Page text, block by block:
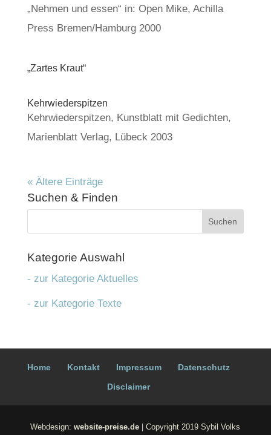
„Neh­men und essen“ in: Open Mike, Achil­la
Press Bremen/Hamburg 2000
„Zar­tes Kraut“
Kehr­wie­der­spit­zen
Kehr­wie­der­spit­zen, Kunst­blatt mit Gedich­ten,
Mari­en­blatt Ver­lag, Lübeck 2003
« Ältere Einträge
Suchen & Fin­den
Kate­go­rie Aus­wahl
- zur Kategorie Aktuelles
- zur Kategorie Texte
Home Kon­takt Impres­sum
Daten­schutz
Dis­clai­mer
Webdesign:website-preise.de | Copyright 2019 Sybil Volks